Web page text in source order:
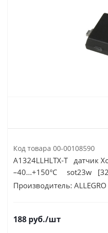
Код товара 00-00108590
A1324LLHLTX-T датчик
–40...+150°C sot23w
Производитель: ALLEGRO
188 руб./шт